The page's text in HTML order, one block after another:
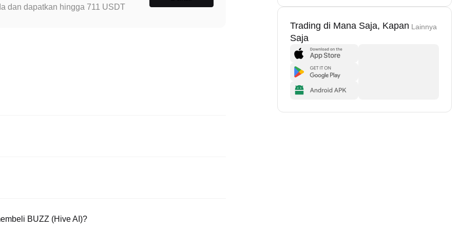
dan dapatkan hingga 711 USDT
trading untuk memudahkan trading. Misalnya, Poloniex
menawarkan biaya trading yang kompetitif.
BUZZ (Hive AI)?
Trading di Mana Saja, Kapan
Saja
Lainnya